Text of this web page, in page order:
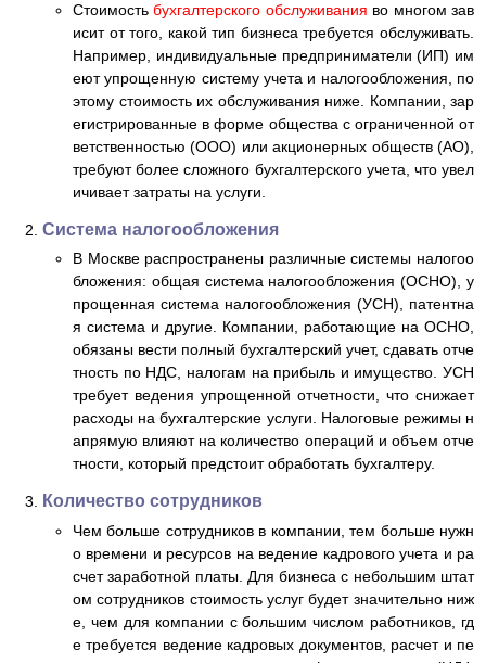
Стоимостьбухгалтерского обслуживания во многом зав
исит от того, какой тип бизнеса требуется обслуживать.
Например, индивидуальные предприниматели (ИП) им
еют упрощенную систему учета и налогообложения, по
этому стоимость их обслуживания ниже. Компании, зар
егистрированные в форме общества с ограниченной от
ветственностью (ООО) или акционерных обществ (АО),
требуют более сложного бухгалтерского учета, что увел
ичивает затраты на услуги.
Система налогообложения
В Москве распространены различные системы налогоо
бложения: общая система налогообложения (ОСНО), у
прощенная система налогообложения (УСН), патентна
я система и другие. Компании, работающие на ОСНО,
обязаны вести полный бухгалтерский учет, сдавать отче
тность по НДС, налогам на прибыль и имущество. УСН
требует ведения упрощенной отчетности, что снижает
расходы на бухгалтерские услуги. Налоговые режимы н
апрямую влияют на количество операций и объем отче
тности, который предстоит обработать бухгалтеру.
Количество сотрудников
Чем больше сотрудников в компании, тем больше нужн
о времени и ресурсов на ведение кадрового учета и ра
счет заработной платы. Для бизнеса с небольшим штат
ом сотрудников стоимость услуг будет значительно ниж
е, чем для компании с большим числом работников, гд
е требуется ведение кадровых документов, расчет и пе